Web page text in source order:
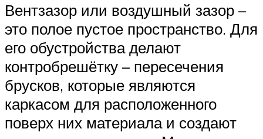
Вентзазор или воздушный зазор –
это полое пустое пространство. Для
его обустройства делают
контробрешётку – пересечения
брусков, которые являются
каркасом для расположенного
поверх них материала и создают